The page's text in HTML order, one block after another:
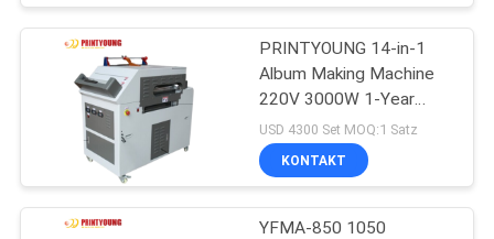
QUALITÄTSKONTROLLE
TRETEN
UNS
Flöten-lamellierende
Maschine
53
PRINTYOUNG 14-in-1
Album Making Machine
220V 3000W 1-Year
Warranty
USD 4300 Set MOQ:1 Satz
KONTAKT
YFMA-850 1050